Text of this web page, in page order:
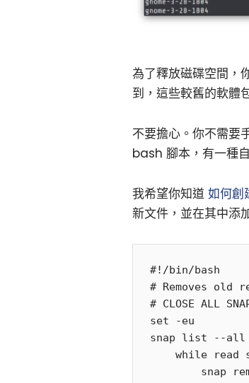
為了釋放磁碟空間，
到，這些較舊的軟體
不要擔心。你不需要
bash 腳本，有一種
我希望你知道 如何
新文件，並在其中添
#!/bin/bash
# Removes old
# CLOSE ALL
set -eu
snap list --all |
    while read snapname revision; do